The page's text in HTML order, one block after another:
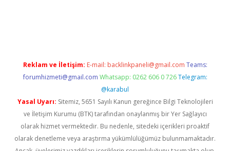
Reklam ve İletişim: E-mail: backlinkpaneli@gmail.com Teams:
forumhizmeti@gmail.com Whatsapp: 0262 606 0 726 Telegram:
@karabul
Yasal Uyarı: Sitemiz, 5651 Sayılı Kanun gereğince Bilgi Teknolojileri
ve İletişim Kurumu (BTK) tarafından onaylanmış bir Yer Sağlayıcı
olarak hizmet vermektedir. Bu nedenle, sitedeki içerikleri proaktif
olarak denetleme veya araştırma yükümlülüğümüz bulunmamaktadır.